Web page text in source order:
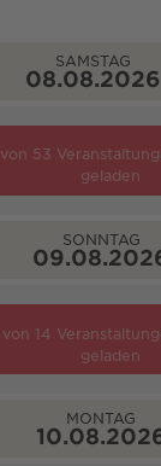
SAMSTAG
08.08.2026
von 53
geladen
SONNTAG
von 14
geladen
MONTAG